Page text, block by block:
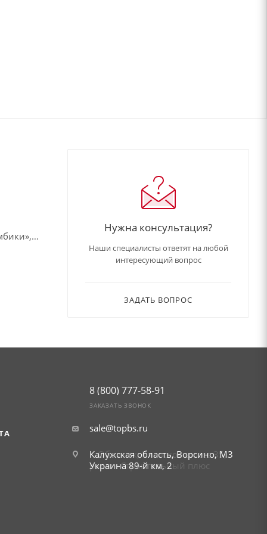
Нужна консультация?
Наши специалисты ответят на любой
интересующий вопрос
ЗАДАТЬ ВОПРОС
8 (800) 777-58-91
ЗАКАЗАТЬ ЗВОНОК
sale@topbs.ru
Калужская область, Ворсино, М3
Украина 89-й км, 2
г. Обнинск, Киевское шоссе 35,
рынок Строительный плюс